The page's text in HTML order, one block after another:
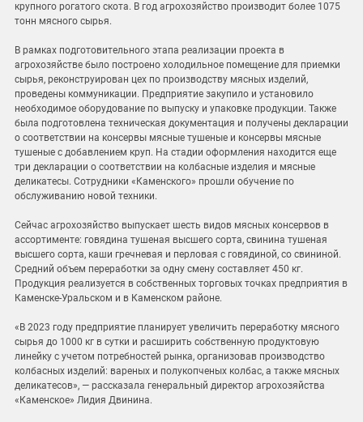
крупного рогатого скота. В год агрохозяйство производит более 1075
тонн мясного сырья.
В рамках подготовительного этапа реализации проекта в
агрохозяйстве было построено холодильное помещение для приемки
сырья, реконструирован цех по производству мясных изделий,
проведены коммуникации. Предприятие закупило и установило
необходимое оборудование по выпуску и упаковке продукции. Также
была подготовлена техническая документация и получены декларации
о соответствии на консервы мясные тушеные и консервы мясные
тушеные с добавлением круп. На стадии оформления находится еще
три декларации о соответствии на колбасные изделия и мясные
деликатесы. Сотрудники «Каменского» прошли обучение по
обслуживанию новой техники.
Сейчас агрохозяйство выпускает шесть видов мясных консервов в
ассортименте: говядина тушеная высшего сорта, свинина тушеная
высшего сорта, каши гречневая и перловая с говядиной, со свининой.
Средний объем переработки за одну смену составляет 450 кг.
Продукция реализуется в собственных торговых точках предприятия в
Каменске-Уральском и в Каменском районе.
«В 2023 году предприятие планирует увеличить переработку мясного
сырья до 1000 кг в сутки и расширить собственную продуктовую
линейку с учетом потребностей рынка, организовав производство
колбасных изделий: вареных и полукопченых колбас, а также мясных
деликатесов», — рассказала генеральный директор агрохозяйства
«Каменское» Лидия Двинина.